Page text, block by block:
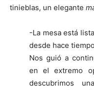
tinieblas, un elegante
-La mesa está
desde hace
Nos guió a
en el extremo
descubrimos